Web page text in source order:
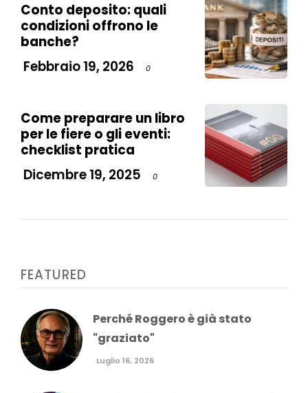
Conto deposito: quali
condizioni offrono le
banche?
Febbraio 19, 2026
0
Come preparare un libro
per le fiere o gli eventi:
checklist pratica
Dicembre 19, 2025
0
FEATURED
Perché Roggero è già stato
"graziato"
Luglio 16, 2026